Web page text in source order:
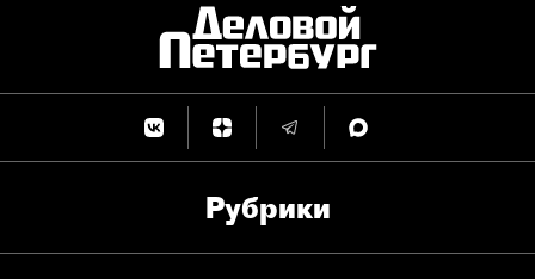
Рубрики